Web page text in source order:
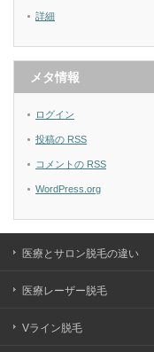
詳細
メタ情報
ログイン
投稿の RSS
コメントの RSS
WordPress.org
医療とサロン脱毛の違い
医療レーザー脱毛
Vライン脱毛